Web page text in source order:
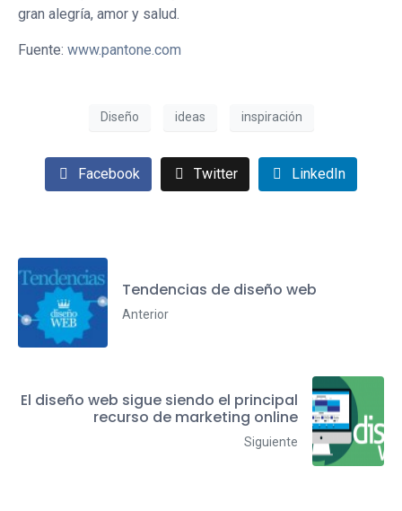
gran alegría, amor y salud.
Fuente: www.pantone.com
Diseño ideas inspiración
Facebook Twitter LinkedIn
Tendencias de diseño web
Anterior
El diseño web sigue siendo el principal
recurso de marketing online
Siguiente